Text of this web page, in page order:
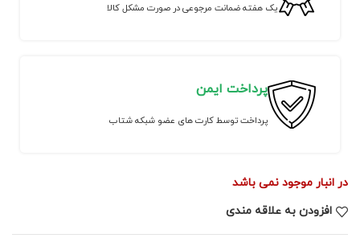
یک هفته ضمانت مرجوعی در صورت مشکل کالا
پرداخت ایمن
پرداخت توسط کارت های عضو شبکه شتاب
در انبار موجود نمی باشد
افزودن به علاقه مندی